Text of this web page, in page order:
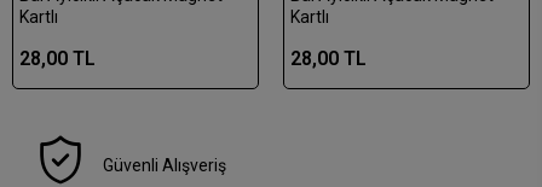
Kartlı
28,00 TL
Kartlı
28,00 TL
Güvenli Alışveriş